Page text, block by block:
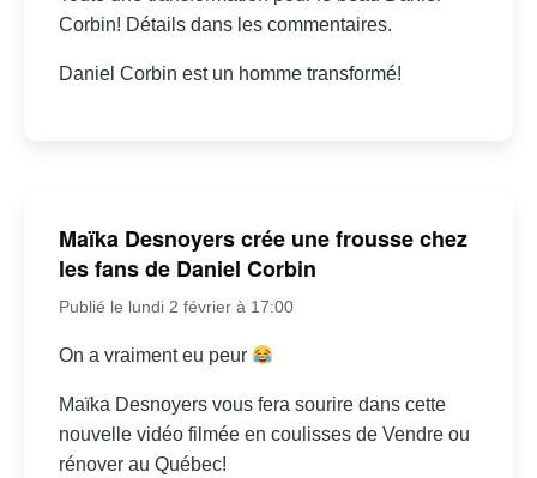
Corbin! Détails dans les commentaires.
Daniel Corbin est un homme transformé!
Maïka Desnoyers crée une frousse chez
les fans de Daniel Corbin
Publié le lundi 2 février à 17:00
On a vraiment eu peur
Maïka Desnoyers vous fera sourire dans cette
nouvelle vidéo filmée en coulisses de Vendre ou
rénover au Québec!